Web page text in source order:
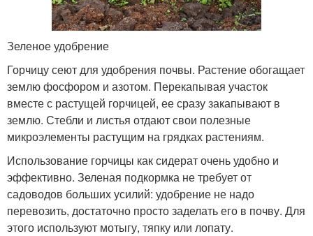
Зеленое удобрение
Горчицу сеют для удобрения почвы. Растение обогащает
землю фосфором и азотом. Перекапывая участок
вместе с растущей горчицей, ее сразу закапывают в
землю. Стебли и листья отдают свои полезные
микроэлементы растущим на грядках растениям.
Использование горчицы как сидерат очень удобно и
эффективно. Зеленая подкормка не требует от
садоводов больших усилий: удобрение не надо
перевозить, достаточно просто заделать его в почву. Для
этого используют мотыгу, тяпку или лопату.